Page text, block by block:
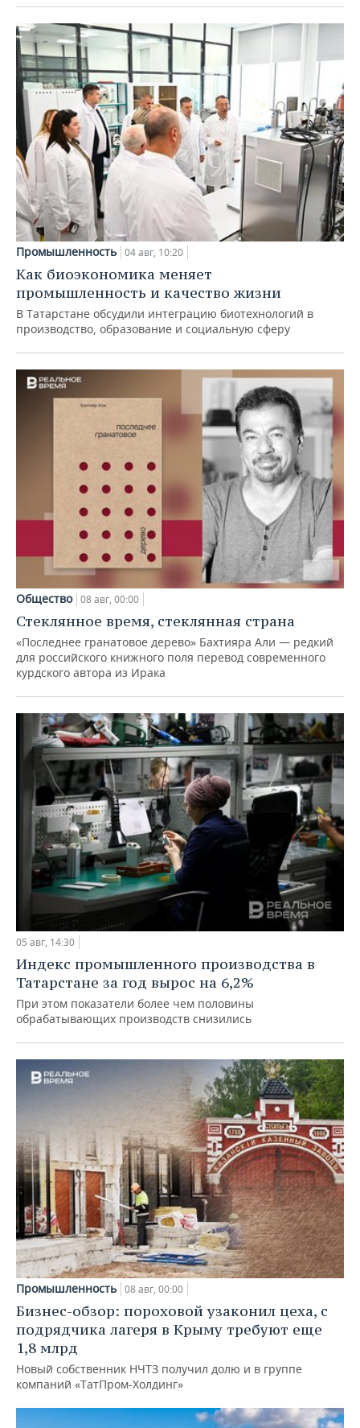
Промышленность 04 авг, 10:20
Как биоэкономика меняет
промышленность и качество жизни
В Татарстане обсудили интеграцию биотехнологий в
производство, образование и социальную сферу
Общество 08 авг, 00:00
Стеклянное время, стеклянная страна
«Последнее гранатовое дерево» Бахтияра Али — редкий
для российского книжного поля перевод современного
курдского автора из Ирака
05 авг, 14:30
Индекс промышленного производства в
Татарстане за год вырос на 6,2%
При этом показатели более чем половины
обрабатывающих производств снизились
Промышленность 08 авг, 00:00
Бизнес-обзор: пороховой узаконил цеха, с
подрядчика лагеря в Крыму требуют еще
1,8 млрд
Новый собственник НЧТЗ получил долю и в группе
компаний «ТатПром-Холдинг»